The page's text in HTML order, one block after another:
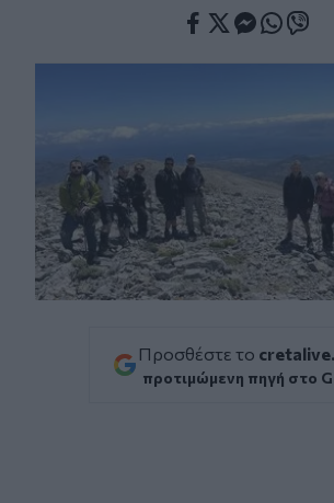
Προσθέστε το
προτιμώμενη πηγή στο